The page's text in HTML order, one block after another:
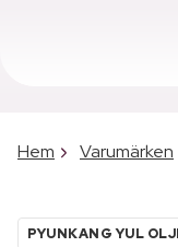
Hem Varumärken
PYUNKANG YUL